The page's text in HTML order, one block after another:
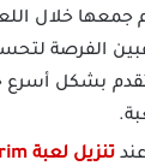
جمعها خلال
الفرصة
بشكل أسرع
تنزيل لعبة Blades Of Brim مهكرة